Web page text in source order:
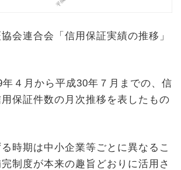
協会連合会「信用保証実績の推移」
年４月から平成30年７月までの、信
保証件数の月次推移を表したもの
時期は中小企業等ごとに異なるこ
制度が本来の趣旨どおりに活用さ